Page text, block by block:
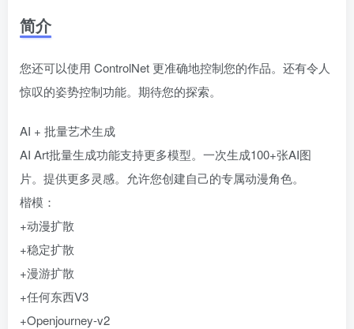
简介
您还可以使用 ControlNet 更准确地控制您的作品。还有令人
惊叹的姿势控制功能。期待您的探索。
AI + 批量艺术生成
AI Art批量生成功能支持更多模型。一次生成100+张AI图
片。提供更多灵感。允许您创建自己的专属动漫角色。
楷模：
+动漫扩散
+稳定扩散
+漫游扩散
+任何东西V3
+Openjourney-v2